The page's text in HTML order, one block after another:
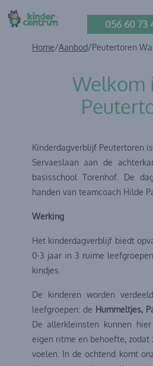
056 60 73
Home/Aanbod/Peutertoren
Welkom
Kinderdagverblijf Peutertoren
Servaeslaan aan de
basisschool Torenhof. De
handen van teamcoach Hilde
Werking
Het kinderdagverblijf biedt
0-3 jaar in 3 ruime
kindjes.
De kinderen worden
leefgroepen: de Hummeltjes,
De allerkleinsten kunnen
eigen ritme en behoefte, zodat
voelen. In de ochtend komt